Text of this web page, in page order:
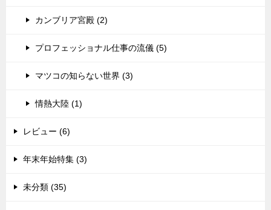
カンブリア宮殿 (2)
プロフェッショナル仕事の流儀 (5)
マツコの知らない世界 (3)
情熱大陸 (1)
レビュー (6)
年末年始特集 (3)
未分類 (35)